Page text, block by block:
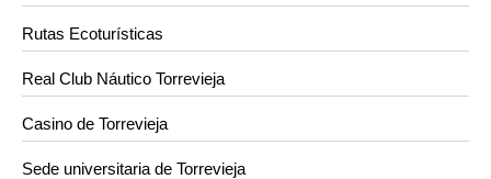
Rutas Ecoturísticas
Real Club Náutico Torrevieja
Casino de Torrevieja
Sede universitaria de Torrevieja